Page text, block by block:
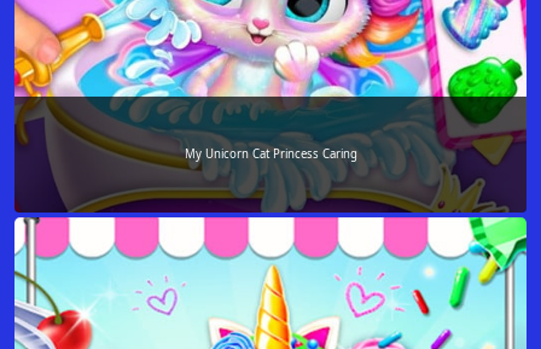
My Unicorn Cat Princess Caring